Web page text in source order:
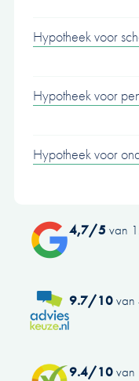
Hypotheek voor
Hypotheek voor
Hypotheek voor
4,7/5 van
9.7/10van
9.4/10van